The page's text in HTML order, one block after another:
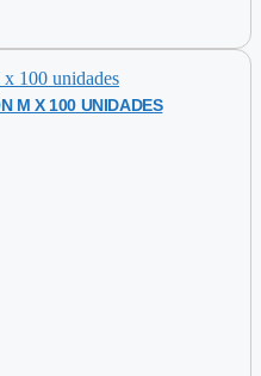
CALZÓN PAÑAL 2DA. SELECCIÓN M X 100 UNIDADES